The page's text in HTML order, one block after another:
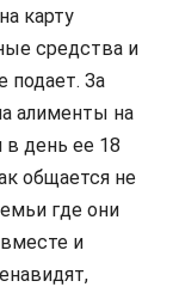
карту
средства и
подает. За
алименты на
в день ее 18
общается не
где они
и